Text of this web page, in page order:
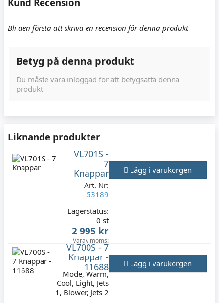
Kund Recension
Bli den första att skriva en recension för denna produkt
Betyg på denna produkt
Du måste vara inloggad för att betygsätta denna
produkt
Liknande produkter
VL701S -
7
Knappar
Art. Nr:
53189
Lagerstatus:
0 st
2 995 kr
Varav moms:
599 kr
Lägg i varukorgen
VL700S - 7
Knappar -
11688
Mode, Warm,
Cool, Light, Jets
1, Blower, Jets 2
Lägg i varukorgen